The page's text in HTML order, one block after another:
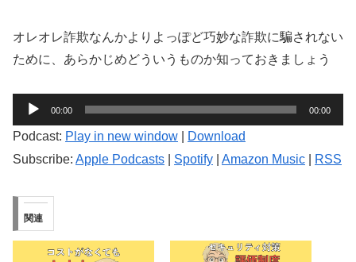
オレオレ詐欺なんかよりよっぽど巧妙な詐欺に騙されない
ために、あらかじめどういうものか知っておきましょう
声
ヤ
00:00 00:00
Podcast: Play in new window
Download
Subscribe: Apple Podcasts Spotify Amazon Music RSS
関連